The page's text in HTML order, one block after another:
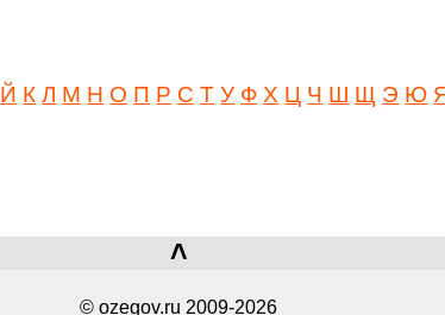
Й К Л М Н О П Р С Т У Ф Х Ц Ч Ш Щ Э Ю
˄
© ozegov.ru 2009-2026